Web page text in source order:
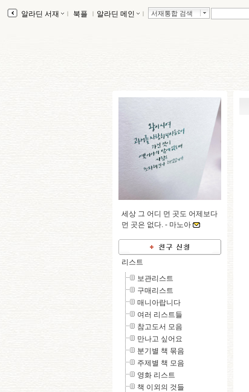
알라딘 서재 ｌ 북플 ｌ 알라딘 메인 ｌ 서재통합 검색
세상 그 어디 먼 곳도 어제보다
먼 곳은 없다. - 마노아
리스트
보관리스트
구매리스트
매니아랍니다
여러 리스트들
참고도서 모음
만나고 싶어요
분기별 책 묶음
주제별 책 모음
영화 리스트
책 이외의 것들